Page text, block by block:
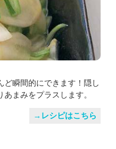
ど瞬間的にできます！隠し
まみをプラスします。
→レシピはこちら